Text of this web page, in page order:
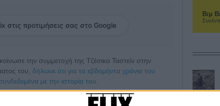
στις προτιμήσεις σας στο Google
την συμμετοχή της Τζέσικα Ταστείν στην
του, δήλωνε ότι για τα εβδομήντα χρόνια του
με την ιστορία του
ανθρώπους που είναι κομμάτι της Ιστορίας
Βιμ